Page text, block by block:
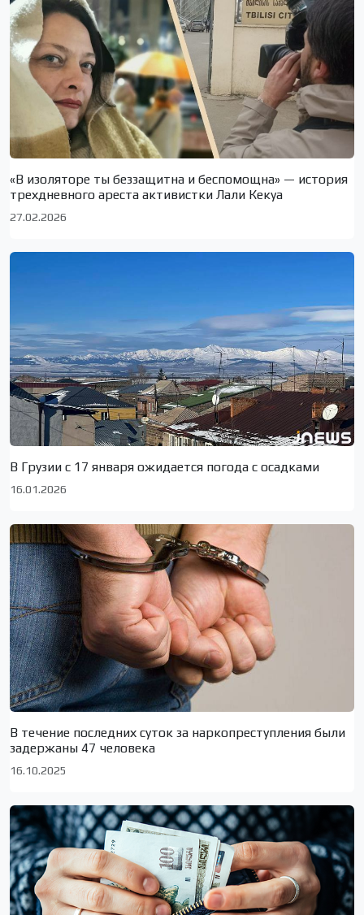
«В изоляторе ты беззащитна и беспомощна» — история
трехдневного ареста активистки Лали Кекуа
27.02.2026
В Грузии с 17 января ожидается погода с осадками
16.01.2026
В течение последних суток за наркопреступления были
задержаны 47 человека
16.10.2025